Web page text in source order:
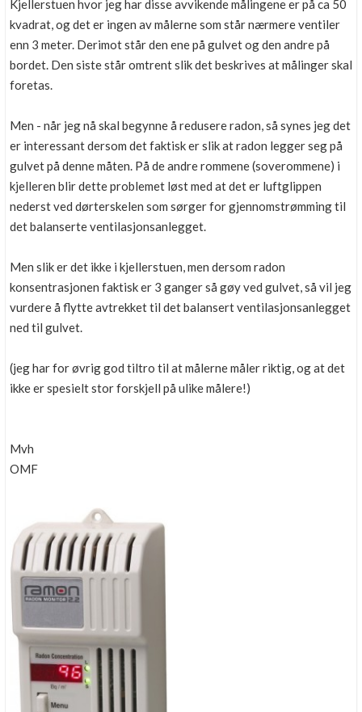
Kjellerstuen hvor jeg har disse avvikende målingene er på ca 50
kvadrat, og det er ingen av målerne som står nærmere ventiler
enn 3 meter. Derimot står den ene på gulvet og den andre på
bordet. Den siste står omtrent slik det beskrives at målinger skal
foretas.
Men - når jeg nå skal begynne å redusere radon, så synes jeg det
er interessant dersom det faktisk er slik at radon legger seg på
gulvet på denne måten. På de andre rommene (soverommene) i
kjelleren blir dette problemet løst med at det er luftglippen
nederst ved dørterskelen som sørger for gjennomstrømming til
det balanserte ventilasjonsanlegget.
Men slik er det ikke i kjellerstuen, men dersom radon
konsentrasjonen faktisk er 3 ganger så gøy ved gulvet, så vil jeg
vurdere å flytte avtrekket til det balansert ventilasjonsanlegget
ned til gulvet.
(jeg har for øvrig god tiltro til at målerne måler riktig, og at det
ikke er spesielt stor forskjell på ulike målere!)
Mvh
OMF